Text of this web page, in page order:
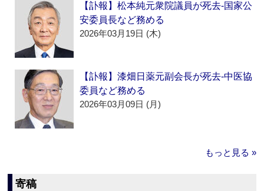
【訃報】松本純元衆院議員が死去‐国家公
安委員長など務める
2026年03月19日 (木)
【訃報】漆畑日薬元副会長が死去‐中医協
委員など務める
2026年03月09日 (月)
もっと見る »
寄稿